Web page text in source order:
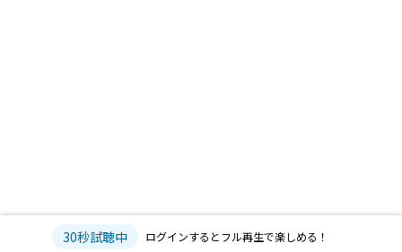
30秒試聴中 ログインするとフル再生で楽しめる！